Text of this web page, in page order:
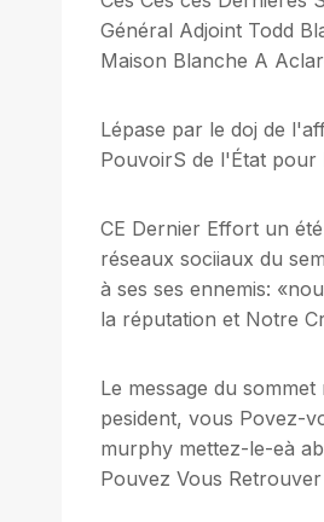
Général Adjoint Todd
Maison Blanche A
Lépase par le doj de
PouvoirS de l'État pour
CE Dernier Effort un
réseaux sociiaux du
à ses ses ennemis:
la réputation et Notre
Le message du
pesident, vous Povez-
murphy mettez-le-eà
Pouvez Vous